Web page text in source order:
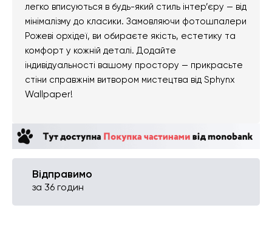
легко вписуються в будь-який стиль інтер’єру — від
мінімалізму до класики. Замовляючи фотошпалери
Рожеві орхідеї, ви обираєте якість, естетику та
комфорт у кожній деталі. Додайте
індивідуальності вашому простору — прикрасьте
стіни справжнім витвором мистецтва від Sphynx
Wallpaper!
Відправимо
за 36 годин